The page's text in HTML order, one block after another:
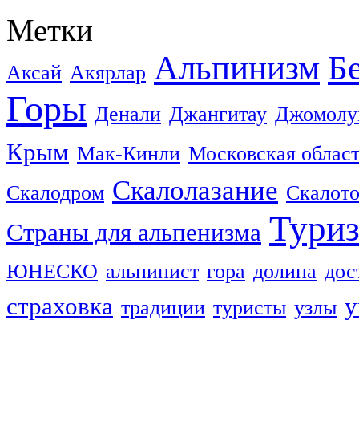
Метки
Аксай Акярлар Альпинизм
Горы Денали Джангитау
Крым Мак-Кинли Московская
Скалодром Скалолазание
Страны для альпенизма
ЮНЕСКО альпинист гора долина
страховка традиции туристы узлы